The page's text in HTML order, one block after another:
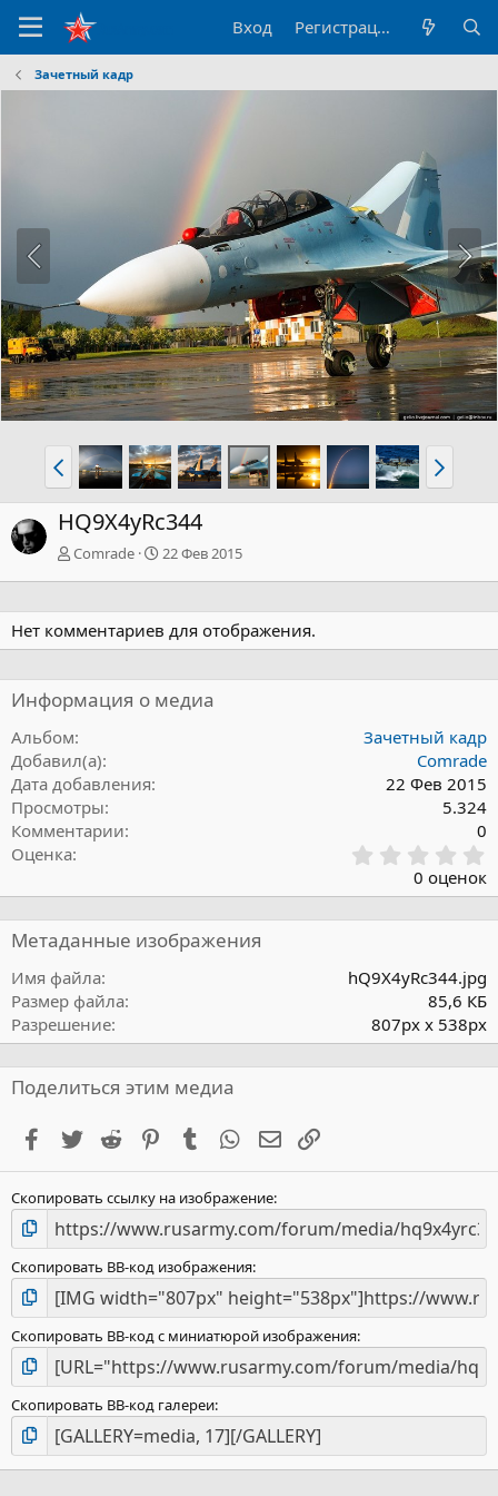
Вход Регистрация
Зачетный кадр
HQ9X4yRc344
Comrade 22 Фев 2015
Нет комментариев для отображения.
Информация о медиа
Альбом
Зачетный кадр
Добавил(а)
Comrade
Дата добавления
22 Фев 2015
Просмотры
5.324
Комментарии
0
Оценка
,
0
0
д
0 оценок
Метаданные изображения
Имя файла
hQ9X4yRc344.jpg
Размер файла
85,6 КБ
Разрешение
807px x 538px
Поделиться этим медиа
Facebook
Twitter Reddit PinterestTumblr WhatsAppЭлектронная почта
Скопировать ссылку на изображение
Скопировать BB-код изображения
Скопировать BB-код с миниатюрой изображения
Скопировать BB-код галереи